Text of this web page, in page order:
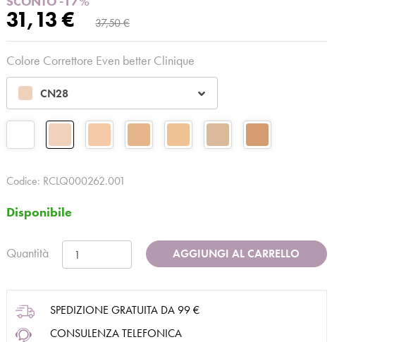
31,13 € 37,50 €
Colore Correttore Even better Clinique
CN28
Codice: RCLQ000262.001
Disponibile
Quantità AGGIUNGI AL CARRELLO
SPEDIZIONE GRATUITA DA 99 €
CONSULENZA TELEFONICA